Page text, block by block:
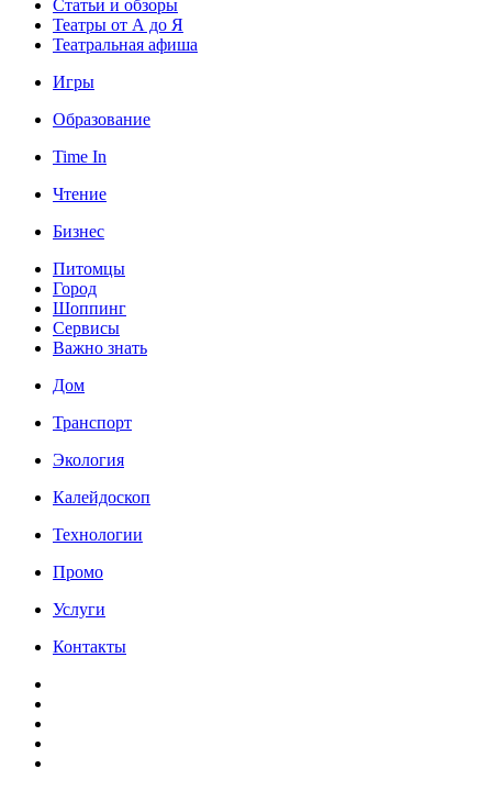
Статьи и обзоры
Театры от А до Я
Театральная афиша
Игры
Образование
Time In
Чтение
Бизнес
Питомцы
Город
Шоппинг
Сервисы
Важно знать
Дом
Транспорт
Экология
Калейдоскоп
Технологии
Промо
Услуги
Контакты